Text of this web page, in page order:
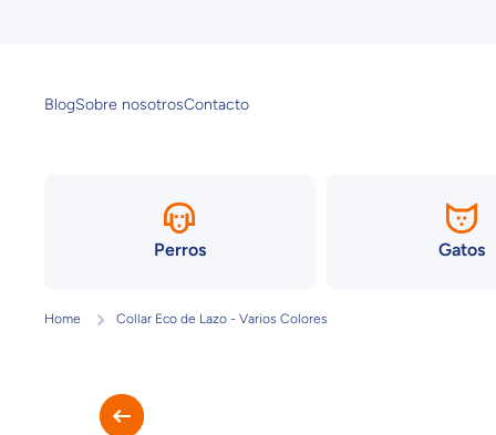
BlogSobre nosotrosContacto
Perros Gatos
Home Collar Eco de Lazo - Varios Colores